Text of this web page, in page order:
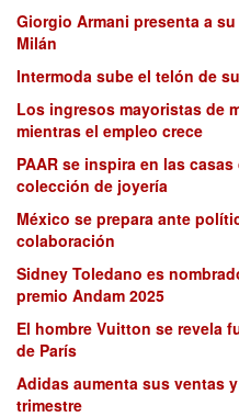
Giorgio Armani presenta a
Milán
Intermoda sube el telón de
Los ingresos mayoristas de
mientras el empleo crece
PAAR se inspira en las
colección de joyería
México se prepara ante
colaboración
Sidney Toledano es
premio Andam 2025
El hombre Vuitton se revela
de París
Adidas aumenta sus ventas
trimestre